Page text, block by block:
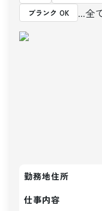
ブランク OK
...全
勤務地住所
仕事内容